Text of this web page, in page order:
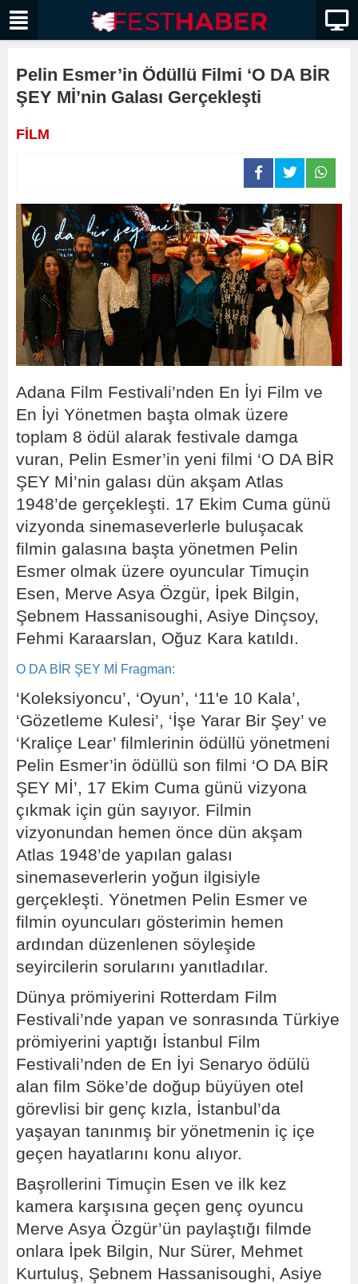
Pelin Esmer’in Ödüllü Filmi ‘O DA BİR
ŞEY Mİ’nin Galası Gerçekleşti
FİLM
Adana Film Festivali’nden En İyi Film ve
En İyi Yönetmen başta olmak üzere
toplam 8 ödül alarak festivale damga
vuran, Pelin Esmer’in yeni filmi ‘O DA BİR
ŞEY Mİ’nin galası dün akşam Atlas
1948’de gerçekleşti. 17 Ekim Cuma günü
vizyonda sinemaseverlerle buluşacak
filmin galasına başta yönetmen Pelin
Esmer olmak üzere oyuncular Timuçin
Esen, Merve Asya Özgür, İpek Bilgin,
Şebnem Hassanisoughi, Asiye Dinçsoy,
Fehmi Karaarslan, Oğuz Kara katıldı.
O DA BİR ŞEY Mİ Fragman:
‘Koleksiyoncu’, ‘Oyun’, ‘11'e 10 Kala’,
‘Gözetleme Kulesi’, ‘İşe Yarar Bir Şey’ ve
‘Kraliçe Lear’ filmlerinin ödüllü yönetmeni
Pelin Esmer’in ödüllü son filmi ‘O DA BİR
ŞEY Mİ’, 17 Ekim Cuma günü vizyona
çıkmak için gün sayıyor. Filmin
vizyonundan hemen önce dün akşam
Atlas 1948’de yapılan galası
sinemaseverlerin yoğun ilgisiyle
gerçekleşti. Yönetmen Pelin Esmer ve
filmin oyuncuları gösterimin hemen
ardından düzenlenen söyleşide
seyircilerin sorularını yanıtladılar.
Dünya prömiyerini Rotterdam Film
Festivali’nde yapan ve sonrasında Türkiye
prömiyerini yaptığı İstanbul Film
Festivali’nden de En İyi Senaryo ödülü
alan film Söke’de doğup büyüyen otel
görevlisi bir genç kızla, İstanbul’da
yaşayan tanınmış bir yönetmenin iç içe
geçen hayatlarını konu alıyor.
Başrollerini Timuçin Esen ve ilk kez
kamera karşısına geçen genç oyuncu
Merve Asya Özgür’ün paylaştığı filmde
onlara İpek Bilgin, Nur Sürer, Mehmet
Kurtuluş, Şebnem Hassanisoughi, Asiye